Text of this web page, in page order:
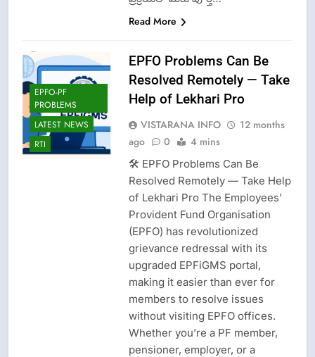
Read More
EPFO-PF
PROBLEMS
LATEST NEWS
RTI
EPFO Problems Can Be
Resolved Remotely — Take
Help of Lekhari Pro
VISTARANA INFO
12 months
ago
0 4 mins
🛠 EPFO Problems Can Be
Resolved Remotely — Take Help
of Lekhari Pro The Employees’
Provident Fund Organisation
(EPFO) has revolutionized
grievance redressal with its
upgraded EPFiGMS portal,
making it easier than ever for
members to resolve issues
without visiting EPFO offices.
Whether you’re a PF member,
pensioner, employer, or a